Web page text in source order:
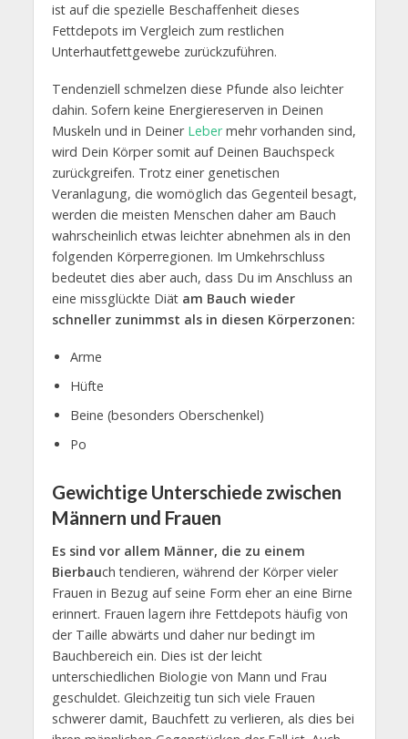
ist auf die spezielle Beschaffenheit dieses
Fettdepots im Vergleich zum restlichen
Unterhautfettgewebe zurückzuführen.
Tendenziell schmelzen diese Pfunde also leichter
dahin. Sofern keine Energiereserven in Deinen
Muskeln und in Deiner Lebermehr vorhanden sind,
wird Dein Körper somit auf Deinen Bauchspeck
zurückgreifen. Trotz einer genetischen
Veranlagung, die womöglich das Gegenteil besagt,
werden die meisten Menschen daher am Bauch
wahrscheinlich etwas leichter abnehmen als in den
folgenden Körperregionen. Im Umkehrschluss
bedeutet dies aber auch, dass Du im Anschluss an
eine missglückte Diät am Bauch wieder
schneller zunimmst als in diesen Körperzonen:
Arme
Hüfte
Beine (besonders Oberschenkel)
Po
Gewichtige Unterschiede zwischen
Männern und Frauen
Es sind vor allem Männer, die zu einem
Bierbauch tendieren, während der Körper vieler
Frauen in Bezug auf seine Form eher an eine Birne
erinnert. Frauen lagern ihre Fettdepots häufig von
der Taille abwärts und daher nur bedingt im
Bauchbereich ein. Dies ist der leicht
unterschiedlichen Biologie von Mann und Frau
geschuldet. Gleichzeitig tun sich viele Frauen
schwerer damit, Bauchfett zu verlieren, als dies bei